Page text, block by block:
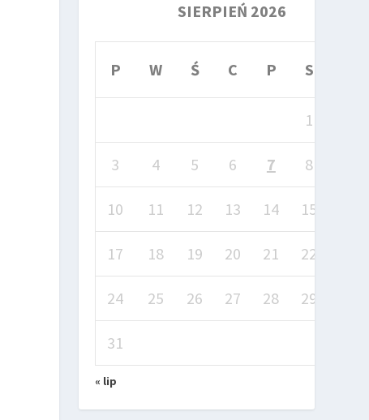
SIERPIEŃ 2026
P W Ś C P S
1
3 4 5 6 7 8
10 11 12 13 14 15
17 18 19 20 21 22
24 25 26 27 28 29
31
« lip